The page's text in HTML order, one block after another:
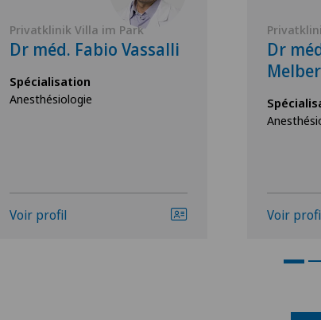
Privatklinik Villa im Park
Dr méd. Fabio Vassalli
Spécialisation
Anesthésiologie
Voir profil
Dr
Melber
Voir